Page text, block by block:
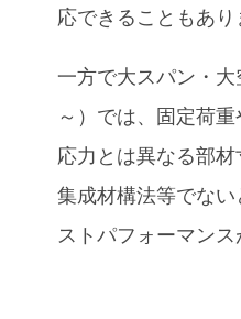
応できることもあり
一方で大スパン・
～）では、固定荷
応力とは異なる部
集成材構法等でな
ストパフォーマン